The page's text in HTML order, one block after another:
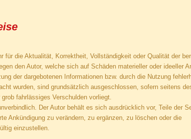
für die Aktualität, Korrektheit, Vollständigkeit oder Qualität der
den Autor, welche sich auf Schäden materieller oder ideeller
der dargebotenen Informationen bzw. durch die Nutzung
wurden, sind grundsätzlich ausgeschlossen, sofern seitens
fahrlässiges Verschulden vorliegt.
Der Autor behält es sich ausdrücklich vor, Teile der
Ankündigung zu verändern, zu ergänzen, zu löschen oder die
einzustellen.